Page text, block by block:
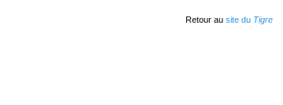
Retour au site du Tigre